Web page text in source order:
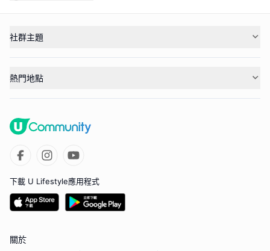
社群主題
熱門地點
下載 U Lifestyle應用程式
關於